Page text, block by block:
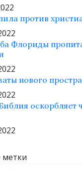
против
Флориды
нового
оскорбляет
метки